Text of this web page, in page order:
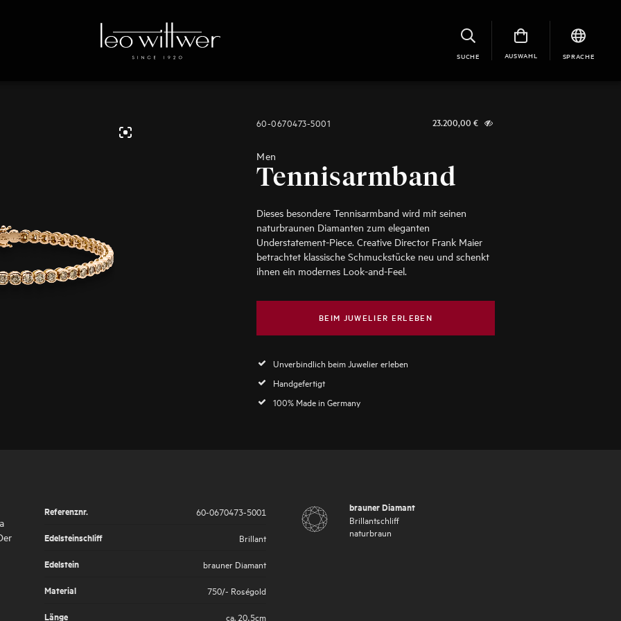
SUCHE AUSWAHL SPRACHE
60-0670473-5001 23.200,00 €
Men
Tennisarmband
Dieses besondere Tennisarmband wird mit seinen
naturbraunen Diamanten zum eleganten
Understatement-Piece. Creative Director Frank Maier
betrachtet klassische Schmuckstücke neu und schenkt
ihnen ein modernes Look-and-Feel.
BEIM JUWELIER ERLEBEN
Unverbindlich beim Juwelier erleben
Handgefertigt
100% Made in Germany
Referenznr.
60-0670473-5001
Edelsteinschliff
Brillant
Edelstein
brauner Diamant
Material
750/- Roségold
Länge
ca. 20,5cm
brauner Diamant
Brillantschliff
naturbraun